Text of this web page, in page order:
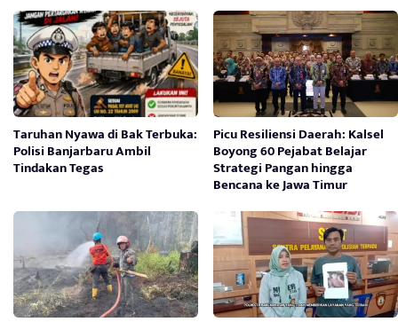
Taruhan Nyawa di Bak Terbuka:
Polisi Banjarbaru Ambil
Tindakan Tegas
Picu Resiliensi Daerah: Kalsel
Boyong 60 Pejabat Belajar
Strategi Pangan hingga
Bencana ke Jawa Timur